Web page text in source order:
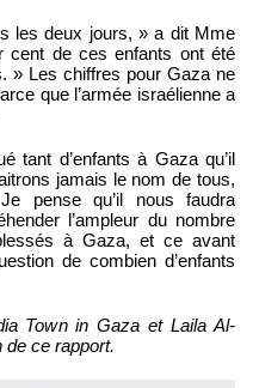
les deux jours, » a dit Mme
cent de ces enfants ont été
» Les chiffres pour Gaza ne
que l’armée israélienne a
tant d’enfants à Gaza qu’il
jamais le nom de tous,
pense qu’il nous faudra
l’ampleur du nombre
à Gaza, et ce avant
de combien d’enfants
Town in Gaza et Laila Al-
de ce rapport.